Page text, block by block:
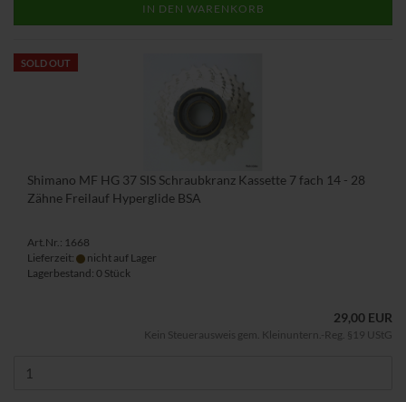
IN DEN WARENKORB
SOLD OUT
Shimano MF HG 37 SIS Schraubkranz Kassette 7 fach 14 - 28
Zähne Freilauf Hyperglide BSA
Art.Nr.: 1668
Lieferzeit:
nicht auf Lager
Lagerbestand: 0 Stück
29,00 EUR
Kein Steuerausweis gem. Kleinuntern.-Reg. §19 UStG